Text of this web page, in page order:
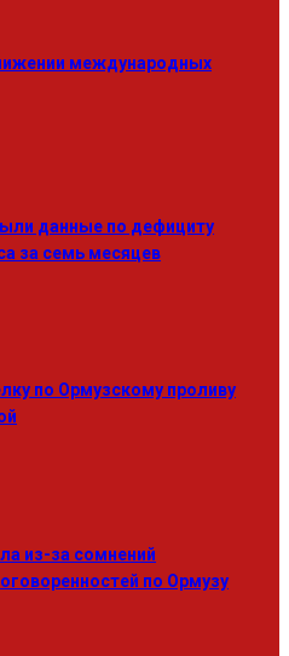
международных
данные по дефициту
за семь месяцев
по Ормузскому проливу
из-за сомнений
по Ормузу